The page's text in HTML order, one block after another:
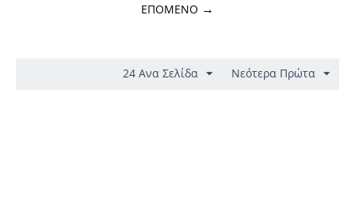
ΕΠΌΜΕΝΟ
Νεότερα Πρώτα
24 Ανα Σελίδα